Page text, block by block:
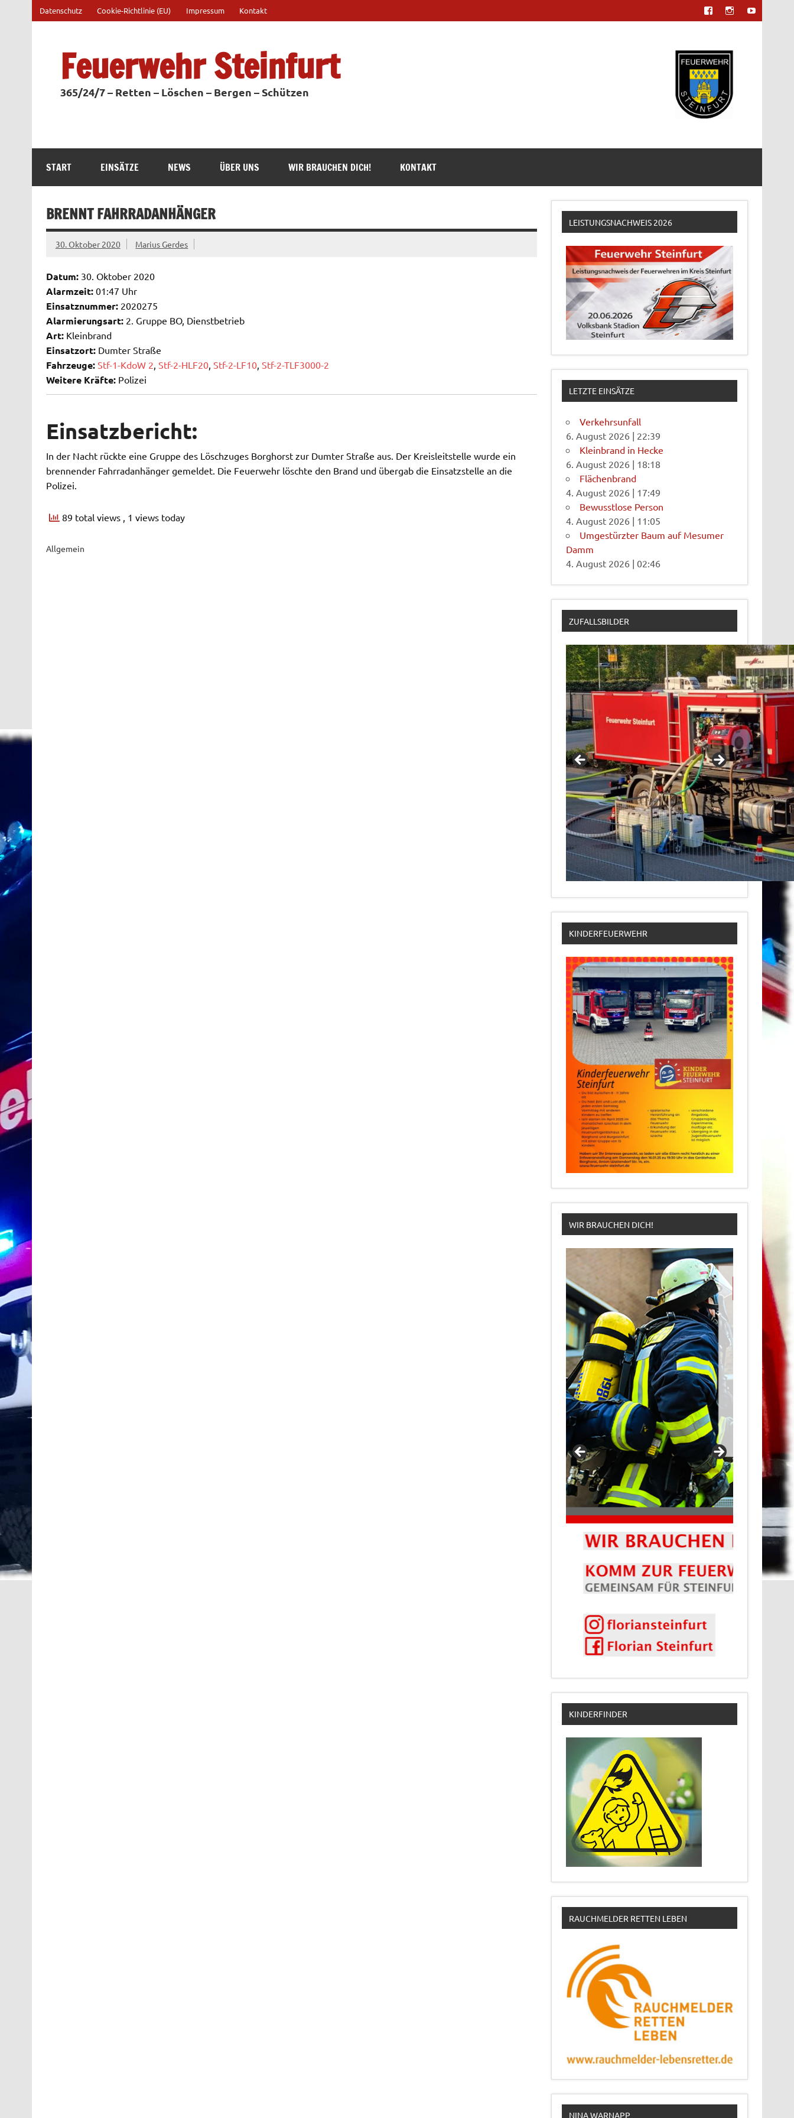
springen
Datenschutz Cookie-Richtlinie (EU) Impressum Kontakt
Feuerwehr Steinfurt
365/24/7 – Retten – Löschen – Bergen – Schützen
START EINSÄTZE NEWS ÜBER UNS WIR BRAUCHEN DICH! KONTAKT
BRENNT FAHRRADANHÄNGER
30. Oktober 2020 Marius Gerdes
Datum:30. Oktober 2020
Alarmzeit:01:47 Uhr
Einsatznummer:2020275
Alarmierungsart:2. Gruppe BO, Dienstbetrieb
Art:Kleinbrand
Einsatzort:Dumter Straße
Fahrzeuge: Stf-1-KdoW 2, Stf-2-HLF20, Stf-2-LF10, Stf-2-TLF3000-2
Weitere Kräfte:Polizei
Einsatzbericht:
In der Nacht rückte eine Gruppe des Löschzuges Borghorst zur Dumter Straße aus. Der Kreisleitstelle wurde ein
brennender Fahrradanhänger gemeldet. Die Feuerwehr löschte den Brand und übergab die Einsatzstelle an die
Polizei.
89 total views , 1 views today
Allgemein
LEISTUNGSNACHWEIS 2026
LETZTE EINSÄTZE
Verkehrsunfall
6. August 2026 | 22:39
Kleinbrand in Hecke
6. August 2026 | 18:18
Flächenbrand
4. August 2026 | 17:49
Bewusstlose Person
4. August 2026 | 11:05
Umgestürzter Baum auf Mesumer
Damm
4. August 2026 |02:46
ZUFALLSBILDER
KINDERFEUERWEHR
WIR BRAUCHEN DICH!
KINDERFINDER
RAUCHMELDER RETTEN LEBEN
NINA WARNAPP